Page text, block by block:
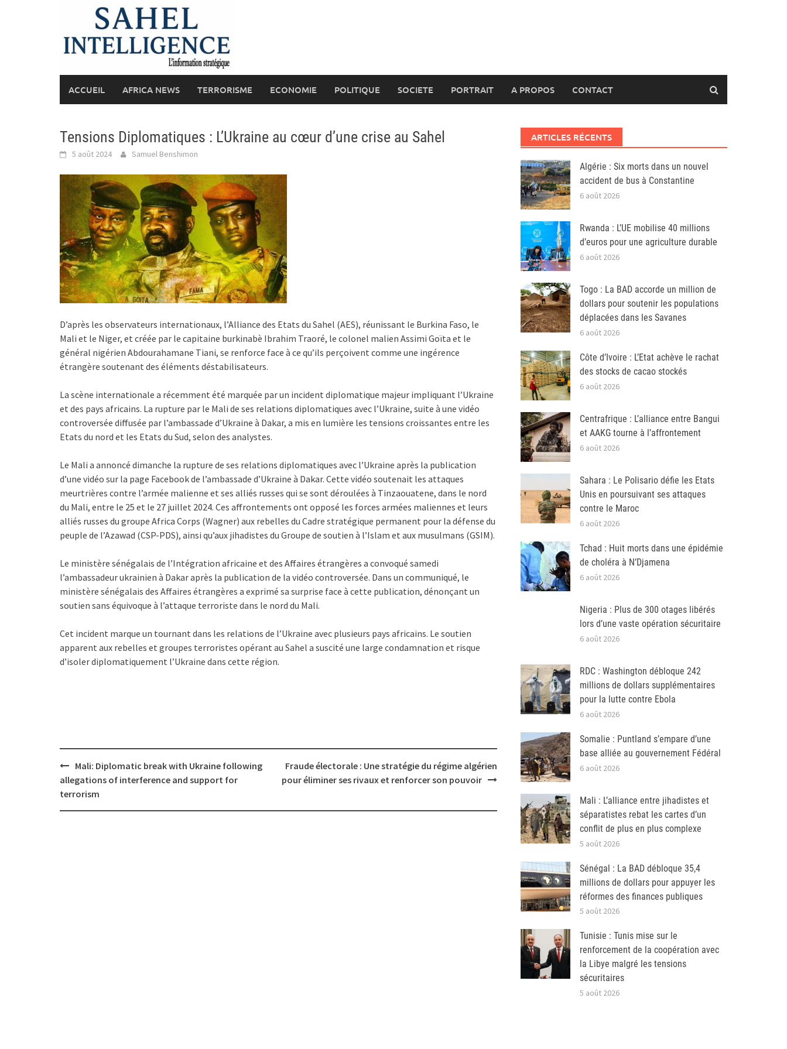
ACCUEIL AFRICA NEWS TERRORISME ECONOMIE POLITIQUE SOCIETE PORTRAIT A PROPOS CONTACT
Tensions Diplomatiques : L’Ukraine au cœur d’une crise au Sahel
5 août 2024 Samuel Benshimon
D’après les observateurs internationaux, l’Alliance des Etats du Sahel (AES), réunissant le Burkina Faso, le
Mali et le Niger, et créée par le capitaine burkinabè Ibrahim Traoré, le colonel malien Assimi Goïta et le
général nigérien Abdourahamane Tiani, se renforce face à ce qu’ils perçoivent comme une ingérence
étrangère soutenant des éléments déstabilisateurs.
La scène internationale a récemment été marquée par un incident diplomatique majeur impliquant l’Ukraine
et des pays africains. La rupture par le Mali de ses relations diplomatiques avec l’Ukraine, suite à une vidéo
controversée diffusée par l’ambassade d’Ukraine à Dakar, a mis en lumière les tensions croissantes entre les
Etats du nord et les Etats du Sud, selon des analystes.
Le Mali a annoncé dimanche la rupture de ses relations diplomatiques avec l’Ukraine après la publication
d’une vidéo sur la page Facebook de l’ambassade d’Ukraine à Dakar. Cette vidéo soutenait les attaques
meurtrières contre l’armée malienne et ses alliés russes qui se sont déroulées à Tinzaouatene, dans le nord
du Mali, entre le 25 et le 27 juillet 2024. Ces affrontements ont opposé les forces armées maliennes et leurs
alliés russes du groupe Africa Corps (Wagner) aux rebelles du Cadre stratégique permanent pour la défense du
peuple de l’Azawad (CSP-PDS), ainsi qu’aux jihadistes du Groupe de soutien à l’Islam et aux musulmans (GSIM).
Le ministère sénégalais de l’Intégration africaine et des Affaires étrangères a convoqué samedi
l’ambassadeur ukrainien à Dakar après la publication de la vidéo controversée. Dans un communiqué, le
ministère sénégalais des Affaires étrangères a exprimé sa surprise face à cette publication, dénonçant un
soutien sans équivoque à l’attaque terroriste dans le nord du Mali.
Cet incident marque un tournant dans les relations de l’Ukraine avec plusieurs pays africains. Le soutien
apparent aux rebelles et groupes terroristes opérant au Sahel a suscité une large condamnation et risque
d’isoler diplomatiquement l’Ukraine dans cette région.
Post
navigation
Mali: Diplomatic break with Ukraine following
allegations of interference and support for
terrorism
Fraude électorale : Une stratégie du régime algérien
pour éliminer ses rivaux et renforcer son pouvoir
ARTICLES RÉCENTS
Algérie : Six morts dans un nouvel
accident de bus à Constantine
6 août 2026
Rwanda : L’UE mobilise 40 millions
d’euros pour une agriculture durable
6 août 2026
Togo : La BAD accorde un million de
dollars pour soutenir les populations
déplacées dans les Savanes
6 août 2026
Côte d’Ivoire : L’Etat achève le rachat
des stocks de cacao stockés
6 août 2026
Centrafrique : L’alliance entre Bangui
et AAKG tourne à l’affrontement
6 août 2026
Sahara : Le Polisario défie les Etats
Unis en poursuivant ses attaques
contre le Maroc
6 août 2026
Tchad : Huit morts dans une épidémie
de choléra à N’Djamena
6 août 2026
Nigeria : Plus de 300 otages libérés
lors d’une vaste opération sécuritaire
6 août 2026
RDC : Washington débloque 242
millions de dollars supplémentaires
pour la lutte contre Ebola
6 août 2026
Somalie : Puntland s’empare d’une
base alliée au gouvernement Fédéral
6 août 2026
Mali : L’alliance entre jihadistes et
séparatistes rebat les cartes d’un
conflit de plus en plus complexe
5 août 2026
Sénégal : La BAD débloque 35,4
millions de dollars pour appuyer les
réformes des finances publiques
5 août 2026
Tunisie : Tunis mise sur le
renforcement de la coopération avec
la Libye malgré les tensions
sécuritaires
5 août 2026